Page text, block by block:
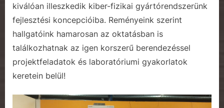
kiválóan illeszkedik kiber-fizikai gyártórendszerünk
fejlesztési koncepcióiba. Reményeink szerint
hallgatóink hamarosan az oktatásban is
találkozhatnak az igen korszerű berendezéssel
projektfeladatok és laboratóriumi gyakorlatok
keretein belül!